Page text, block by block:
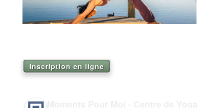
Inscription en ligne
Moments Pour Moi - Centre de Yoga